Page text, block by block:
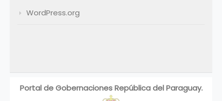
WordPress.org
Portal de Gobernaciones República del Paraguay.